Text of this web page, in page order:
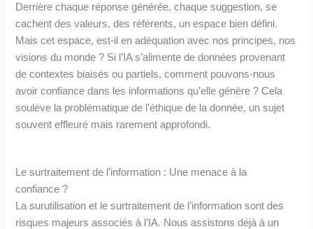
Derrière chaque réponse générée, chaque suggestion, se
cachent des valeurs, des référents, un espace bien défini.
Mais cet espace, est-il en adéquation avec nos principes, nos
visions du monde ? Si l’IA s’alimente de données provenant
de contextes biaisés ou partiels, comment pouvons-nous
avoir confiance dans les informations qu’elle génère ? Cela
soulève la problématique de l’éthique de la donnée, un sujet
souvent effleuré mais rarement approfondi.
Le surtraitement de l’information : Une menace à la
confiance ?
La surutilisation et le surtraitement de l’information sont des
risques majeurs associés à l’IA. Nous assistons déjà à un